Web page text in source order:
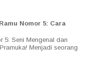
Nomor 5: Cara
5: Seni Mengenal dan
Menjadi seorang